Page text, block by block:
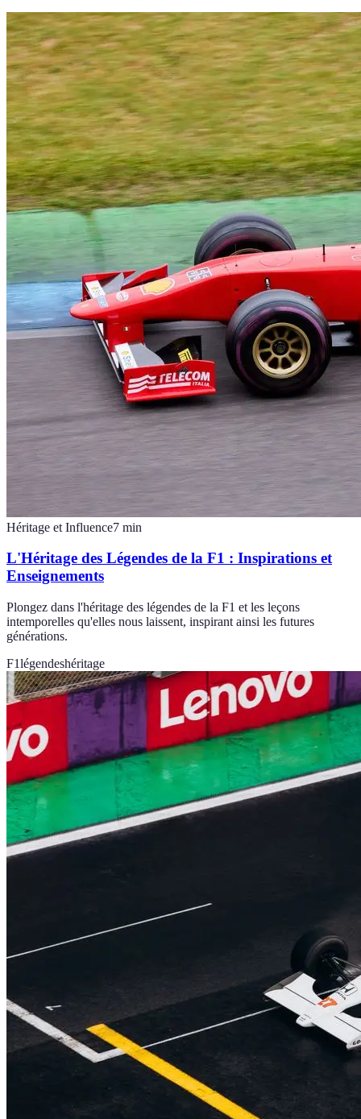
Héritage et Influence7 min
L'Héritage des Légendes de la F1 : Inspirations et
Enseignements
Plongez dans l'héritage des légendes de la F1 et les leçons
intemporelles qu'elles nous laissent, inspirant ainsi les futures
générations.
F1légendeshéritage